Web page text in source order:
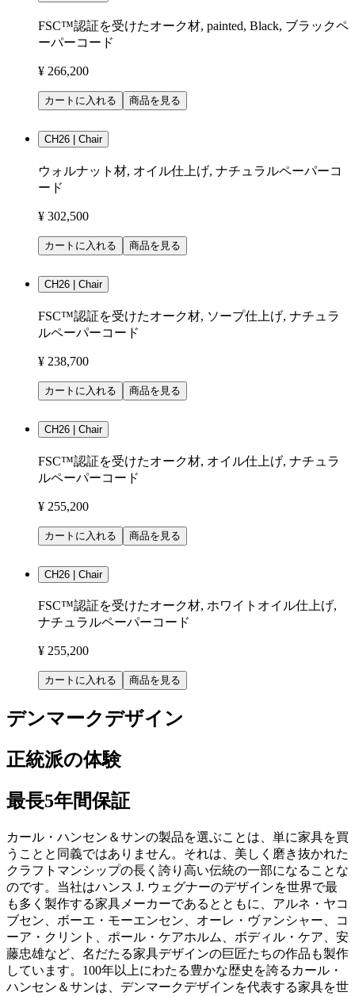
FSC™認証を受けたオーク材, painted, Black, ブラックペ
ーパーコード
¥ 266,200
カートに入れる 商品を見る
CH26 | Chair
ウォルナット材, オイル仕上げ, ナチュラルペーパーコ
ード
¥ 302,500
カートに入れる 商品を見る
CH26 | Chair
FSC™認証を受けたオーク材, ソープ仕上げ, ナチュラ
ルペーパーコード
¥ 238,700
カートに入れる 商品を見る
CH26 | Chair
FSC™認証を受けたオーク材, オイル仕上げ, ナチュラ
ルペーパーコード
¥ 255,200
カートに入れる 商品を見る
CH26 | Chair
FSC™認証を受けたオーク材, ホワイトオイル仕上げ,
ナチュラルペーパーコード
¥ 255,200
カートに入れる 商品を見る
デンマークデザイン
正統派の体験
最長5年間保証
カール・ハンセン＆サンの製品を選ぶことは、単に家具を買
うことと同義ではありません。それは、美しく磨き抜かれた
クラフトマンシップの長く誇り高い伝統の一部になることな
のです。当社はハンス J. ウェグナーのデザインを世界で最
も多く製作する家具メーカーであるとともに、アルネ・ヤコ
ブセン、ボーエ・モーエンセン、オーレ・ヴァンシャー、コ
ーア・クリント、ポール・ケアホルム、ボディル・ケア、安
藤忠雄など、名だたる家具デザインの巨匠たちの作品も製作
しています。100年以上にわたる豊かな歴史を誇るカール・
ハンセン＆サンは、デンマークデザインを代表する家具を世